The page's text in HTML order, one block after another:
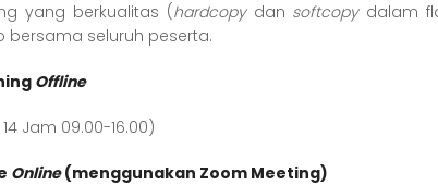
yang berkualitas (hardcopydan softcopydalam
bersama seluruh peserta.
Offline
Jam 09.00-16.00)
Online(menggunakan Zoom Meeting)